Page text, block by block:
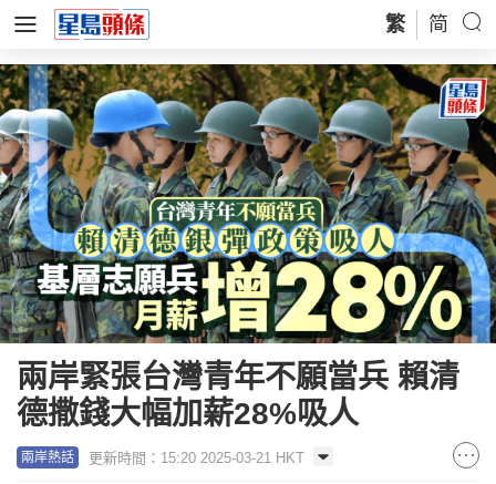
繁 简
兩岸緊張台灣青年不願當兵 賴清
德撒錢大幅加薪28%吸人
兩岸熱話 更新時間：15:20 2025-03-21 HKT